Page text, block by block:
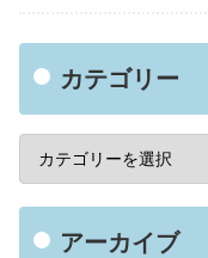
カテゴリー
アーカイブ